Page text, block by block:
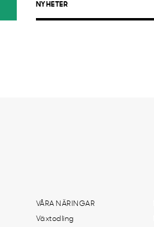
NYHETER
VÅRA NÄRINGAR
Växtodling